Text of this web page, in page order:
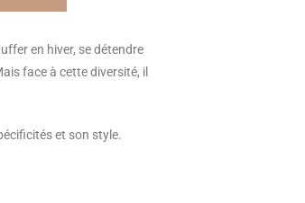
en hiver, se détendre
face à cette diversité, il
et son style.